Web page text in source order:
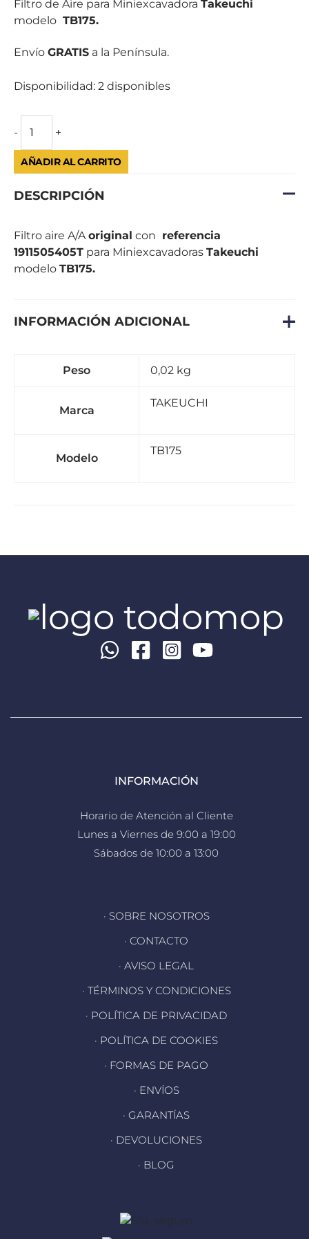
Filtro de Aire para Miniexcavadora Takeuchi
modelo TB175.
Envío GRATIS a la Península.
Disponibilidad: 2 disponibles
- +
AÑADIR AL CARRITO
DESCRIPCIÓN
Filtro aire A/Aoriginal con referencia
1911505405T para Miniexcavadoras Takeuchi
modelo TB175.
INFORMACIÓN ADICIONAL
Peso 0,02 kg
Marca
TAKEUCHI
Modelo
TB175
INFORMACIÓN
Horario de Atención al Cliente
Lunes a Viernes de 9:00 a 19:00
Sábados de 10:00 a 13:00
· SOBRE NOSOTROS
· CONTACTO
· AVISO LEGAL
· TÉRMINOS Y CONDICIONES
· POLÍTICA DE PRIVACIDAD
· POLÍTICA DE COOKIES
· FORMAS DE PAGO
· ENVÍOS
· GARANTÍAS
· DEVOLUCIONES
· BLOG